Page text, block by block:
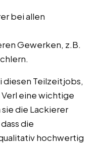
bei allen
Gewerken, z.B.
diesen Teilzeitjobs,
eine wichtige
die Lackierer
die
hochwertig